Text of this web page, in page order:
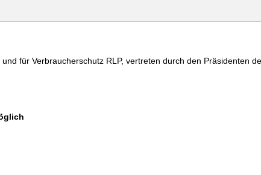
für Verbraucherschutz RLP, vertreten durch den Präsidenten